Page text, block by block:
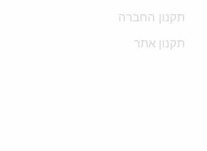
תקנון החברה
תקנון אתר